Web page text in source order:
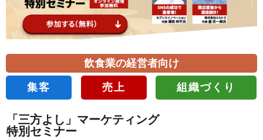
飲食業の経営者向け
集客 売上 組織づくり
「三方よし」マーケティング
特別セミナー